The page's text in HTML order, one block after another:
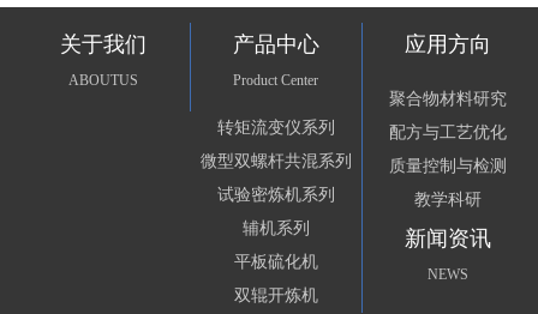
关于我们
ABOUTUS
产品中心
Product Center
转矩流变仪系列
微型双螺杆共混系列
试验密炼机系列
辅机系列
平板硫化机
双辊开炼机
应用方向
聚合物材料研究
配方与工艺优化
质量控制与检测
教学科研
新闻资讯
NEWS